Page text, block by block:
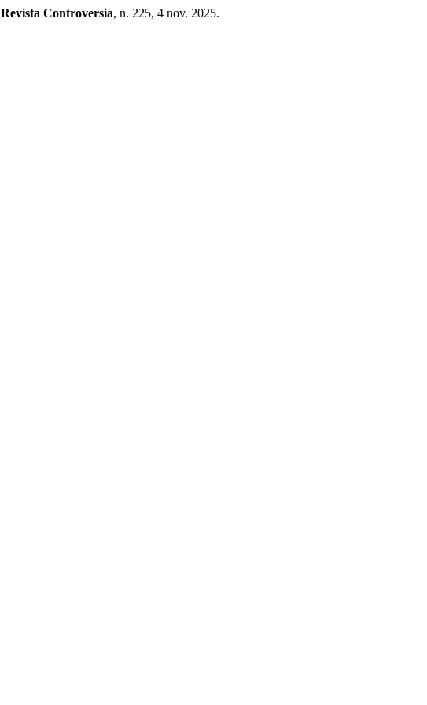
Revista Controversia, n. 225, 4 nov. 2025.